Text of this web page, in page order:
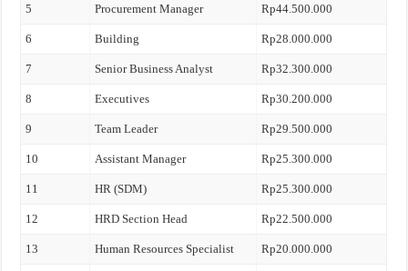
5 Procurement Manager Rp44.500.000
6 Building Rp28.000.000
7 Senior Business Analyst Rp32.300.000
8 Executives Rp30.200.000
9 Team Leader Rp29.500.000
10 Assistant Manager Rp25.300.000
11 HR (SDM) Rp25.300.000
12 HRD Section Head Rp22.500.000
13 Human Resources Specialist Rp20.000.000